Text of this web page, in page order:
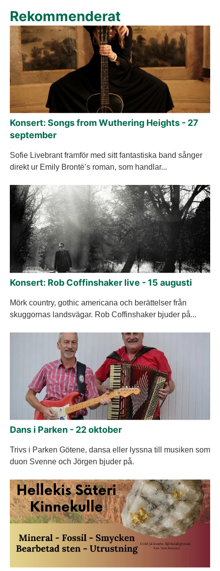
Rekommenderat
Konsert: Songs from Wuthering Heights - 27
september
Sofie Livebrant framför med sitt fantastiska band sånger
direkt ur Emily Brontë’s roman, som handlar...
Konsert: Rob Coffinshaker live - 15 augusti
Mörk country, gothic americana och berättelser från
skuggornas landsvägar. Rob Coffinshaker bjuder på...
Dans i Parken - 22 oktober
Trivs i Parken Götene, dansa eller lyssna till musiken som
duon Svenne och Jörgen bjuder på.